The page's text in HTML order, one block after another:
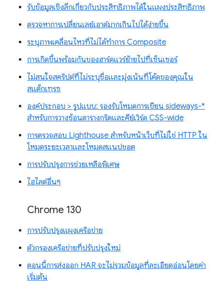
รับข้อมูลเชิงลึกเกี่ยวกับประสิทธิภาพได้ในแผงประสิทธิภาพ
ตรวจหาการเปลี่ยนเลย์เอาต์มากเกินไปได้ง่ายขึ้น
ระบุภาพเคลื่อนไหวที่ไม่ได้ทำการ Composite
การเกิดขึ้นพร้อมกันของฮาร์ดแวร์ย้ายไปที่เซ็นเซอร์
ไม่สนใจสคริปต์ที่ไม่ระบุชื่อและมุ่งเน้นที่โค้ดของคุณใน
สแต็กเทรซ
องค์ประกอบ > รูปแบบ: รองรับโหมดการเขียน sideways-*
สำหรับการวางซ้อนตารางกริดและคีย์เวิร์ด CSS-wide
การตรวจสอบ Lighthouse สำหรับหน้าเว็บที่ไม่ใช่ HTTP ใน
โหมดระยะเวลาและโหมดสแนปชอต
การปรับปรุงการช่วยเหลือพิเศษ
ไฮไลต์อื่นๆ
Chrome 130
การปรับปรุงแผงเครือข่าย
ตัวกรองเครือข่ายที่ปรับปรุงใหม่
ตอนนี้การส่งออก HAR จะไม่รวมข้อมูลที่ละเอียดอ่อนโดยค่า
เริ่มต้น